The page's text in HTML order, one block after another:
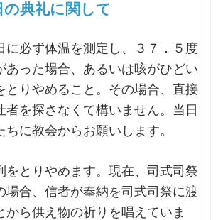
て
典礼に関して
に必ず体温を測定し、３７．５度
あった場合、あるいは咳がひどい
とりやめること。その場合、直接
者を探さなくて構いません。当日
ちに教会からお願いします。
をとりやめます。現在、司式司祭
場合、信者が奉納を司式司祭に渡
から供え物の祈りを唱えていま